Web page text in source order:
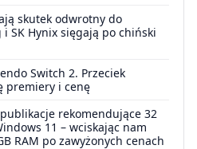
skutek odwrotny do
SK Hynix sięgają po chiński
Switch 2. Przeciek
premiery i cenę
rekomendujące 32
11 – wciskając nam
RAM po zawyżonych cenach